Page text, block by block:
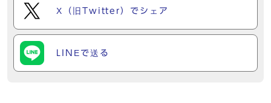
X（旧Twitter）でシェア
LINEで送る